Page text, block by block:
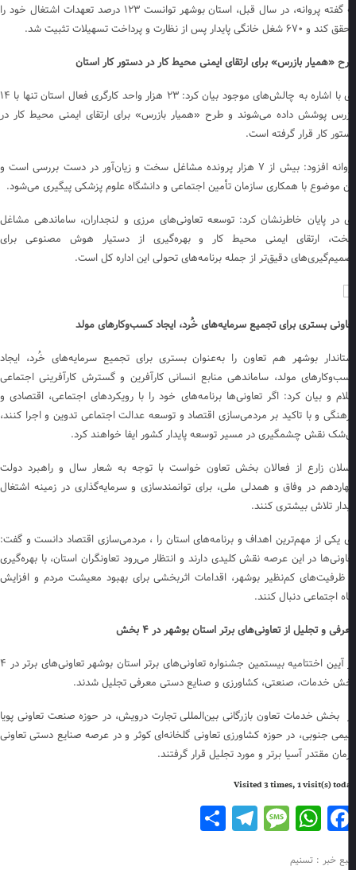
به گفته پروانه، در سال قبل، استان بوشهر توانست ۱۲۳ درصد تعهدات اشتغال خود را
خانگی پایدار پس از نظارت و پرداخت تسهیلات تثبیت شد.
«همیار بازرس» برای ارتقای ایمنی محیط کار در دستور کار استان
وی با اشاره به چالش‌های موجود بیان کرد: ۲۳ هزار واحد کارگری فعال استان تنها با ۱۴
پوشش داده می‌شوند و طرح «همیار بازرس» برای ارتقای ایمنی محیط کار در
کار قرار گرفته است.
پروانه افزود: بیش از ۷ هزار پرونده مشاغل سخت و زیان‌آور در دست بررسی است و
موضوع با همکاری سازمان تأمین اجتماعی و دانشگاه علوم پزشکی پیگیری می‌شود.
در پایان خاطرنشان کرد: توسعه تعاونی‌های مرزی و لنجداران، ساماندهی مشاغل
ارتقای ایمنی محیط کار و بهره‌گیری از دستیار هوش مصنوعی برای
دقیق‌تر از جمله برنامه‌های تحولی این اداره کل است.
بستری برای تجمیع سرمایه‌های خُرد، ایجاد کسب‌وکارهای مولد
بوشهر هم تعاون را به‌عنوان بستری برای تجمیع سرمایه‌های خُرد، ایجاد
مولد، ساماندهی منابع انسانی کارآفرین و گسترش کارآفرینی اجتماعی
و بیان کرد: اگر تعاونی‌ها برنامه‌های خود را با رویکردهای اجتماعی، اقتصادی و
و با تاکید بر مردمی‌سازی اقتصاد و توسعه عدالت اجتماعی تدوین و اجرا کنند،
نقش چشمگیری در مسیر توسعه پایدار کشور ایفا خواهند کرد.
زارع از فعالان بخش تعاون خواست با توجه به شعار سال و راهبرد دولت
در وفاق و همدلی ملی، برای توانمندسازی و سرمایه‌گذاری در زمینه اشتغال
تلاش بیشتری کنند.
یکی از مهم‌ترین اهداف و برنامه‌های استان را ، مردمی‌سازی اقتصاد دانست و گفت:
در این عرصه نقش کلیدی دارند و انتظار می‌رود تعاونگران استان، با بهره‌گیری
ظرفیت‌های کم‌نظیر بوشهر، اقدامات اثربخشی برای بهبود معیشت مردم و افزایش
اجتماعی دنبال کنند.
و تجلیل از تعاونی‌های برتر استان بوشهر در ۴ بخش
در آیین اختتامیه بیستمین جشنواره تعاونی‌های برتر استان بوشهر تعاونی‌های برتر در ۴
خدمات، صنعتی، کشاورزی و صنایع دستی معرفی تجلیل شدند.
بخش خدمات تعاون بازرگانی بین‌المللی تجارت درویش، در حوزه صنعت تعاونی پویا
جنوبی، در حوزه کشاورزی تعاونی گلخانه‌ای کوثر و در عرصه صنایع دستی تعاونی
مقتدر آسیا برتر و مورد تجلیل قرار گرفتند.
Visited 3 times, 1 visit(s)
Facebook
WhatsApp
Message
Telegram
Share
خبر : تسنیم